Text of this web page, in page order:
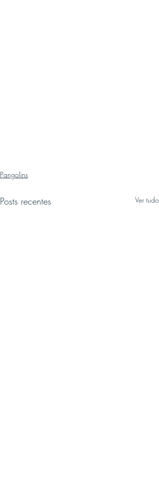
Pangolins
Posts recentes Ver tudo